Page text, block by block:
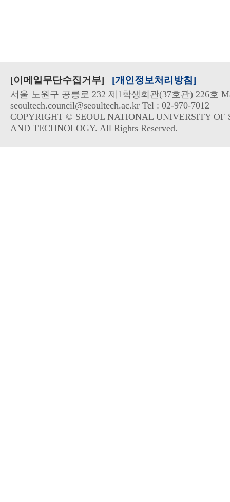
[이메일무단수집거부] [개인정보처리방침]
서울 노원구 공릉로 232 제1학생회관(37호관) 226호
seoultech.council@seoultech.ac.kr Tel : 02-970-7012
COPYRIGHT © SEOUL NATIONAL UNIVERSITY OF
AND TECHNOLOGY. All Rights Reserved.